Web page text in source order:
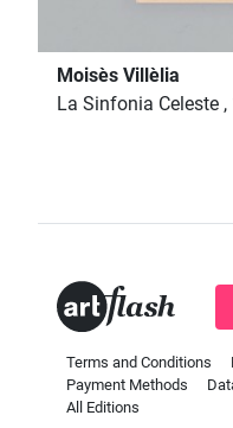
Moisès Villèlia
La Sinfonia Celeste ,
Terms and Conditions
Payment Methods
All Editions